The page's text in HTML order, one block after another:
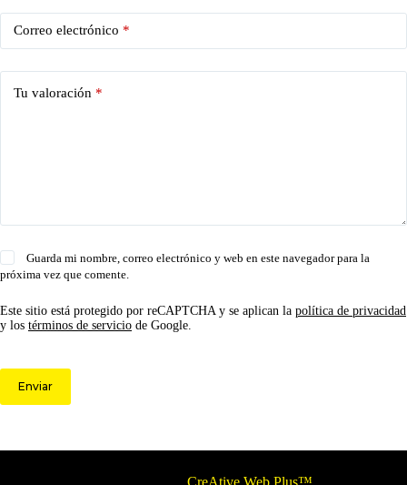
Correo electrónico *
Tu valoración *
Guarda mi nombre, correo electrónico y web en este navegador para la
próxima vez que comente.
Este sitio está protegido por reCAPTCHA y se aplican la política de privacidad
y los términos de servicio de Google.
Enviar
Optimizado porCreAtive Web Plus™